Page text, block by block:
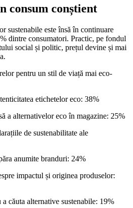
consum conștient
sustenabile este însă în continuare
dintre consumatori. Practic, pe fondul
social și politic, prețul devine și mai
pentru un stil de viață mai eco-
etichetelor eco: 38%
a alternativelor eco în magazine: 25%
de sustenabilitate ale
anumite branduri: 24%
impactul și originea produselor:
căuta alternative sustenabile: 19%